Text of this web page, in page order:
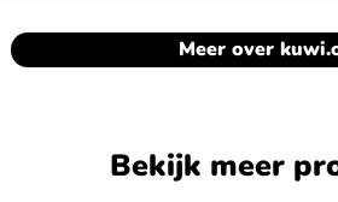
Meer over
Bekijk meer